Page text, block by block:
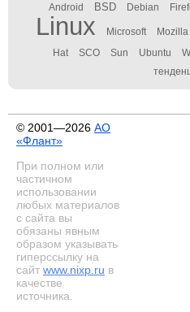
Android BSD Debian
Linux Microsoft Mozilla
Hat SCO Sun Ubuntu
© 2001—2026 АО
«Флант»
При полном или
частичном
использовании
любых материалов
с сайта вы
обязаны явным
образом указывать
гиперссылку на
сайт www.nixp.ru в
качестве
источника.